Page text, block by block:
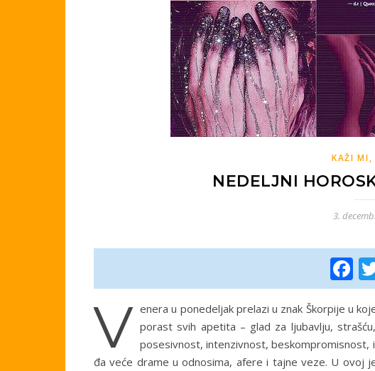
KAŽI MI,
NEDELJNI
3.
V enera u ponedeljak prelazi u znak Škorpije u
porast svih apetita – glad za ljubavlju,
posesivnost, intenzivnost, beskompromisnost,
đa veće drame u odnosima, afere i tajne veze. U ovoj